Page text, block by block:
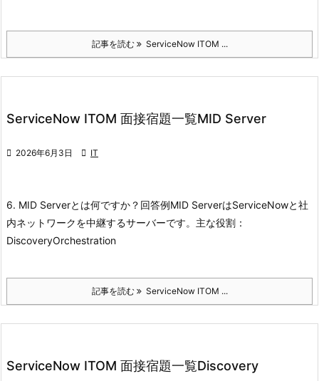
記事を読む ServiceNow ITOM ...
ServiceNow ITOM 面接宿題一覧MID Server
 2026年6月3日  IT
6. MID Serverとは何ですか？ 回答例MID ServerはServiceNowと社
内ネットワークを中継するサーバーです。 主な役割：
DiscoveryOrchestration
記事を読む ServiceNow ITOM ...
ServiceNow ITOM 面接宿題一覧Discovery